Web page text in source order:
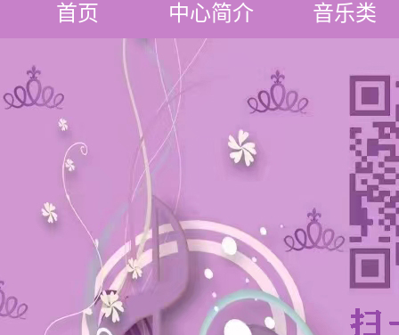
首页 中心简介 音乐类